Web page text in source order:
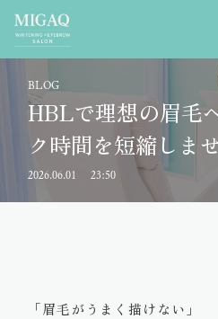
BLOG
HBLで理想の眉毛
ク時間を短縮しま
2026.06.01 23:50
「眉毛がうまく描けない」